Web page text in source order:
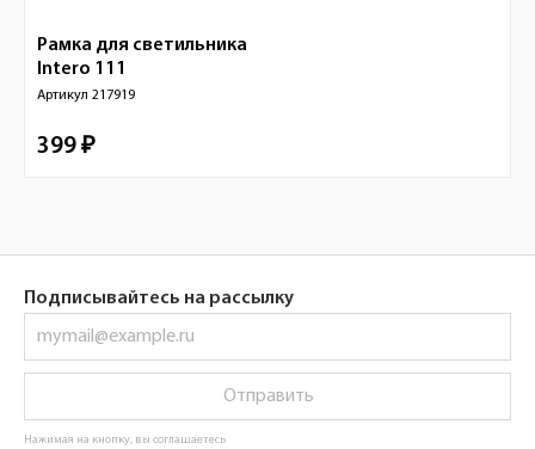
Рамка для светильника
Intero 111
Артикул 217919
399 ₽
Подписывайтесь на рассылку
Отправить
Нажимая на кнопку, вы соглашаетесь